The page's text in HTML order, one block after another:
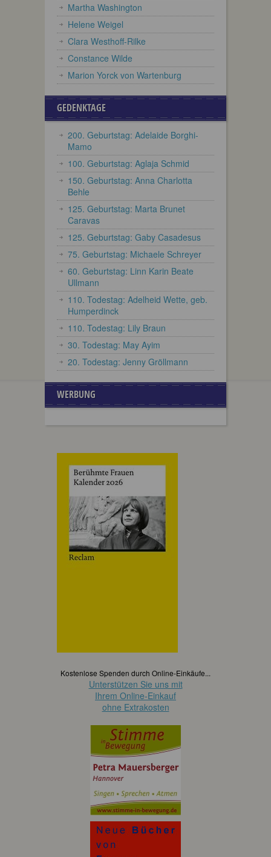
Martha Washington
Helene Weigel
Clara Westhoff-Rilke
Constance Wilde
Marion Yorck von Wartenburg
GEDENKTAGE
200. Geburtstag: Adelaide Borghi-
Mamo
100. Geburtstag: Aglaja Schmid
150. Geburtstag: Anna Charlotta
Behle
125. Geburtstag: Marta Brunet
Caravas
125. Geburtstag: Gaby Casadesus
75. Geburtstag: Michaele Schreyer
60. Geburtstag: Linn Karin Beate
Ullmann
110. Todestag: Adelheid Wette, geb.
Humperdinck
110. Todestag: Lily Braun
30. Todestag: May Ayim
20. Todestag: Jenny Gröllmann
WERBUNG
Kostenlose Spenden durch Online-Einkäufe...
Unterstützen Sie uns mit
Ihrem Online-Einkauf
ohne Extrakosten